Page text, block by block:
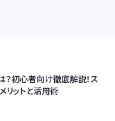
初心者向け徹底解説！ス
リットと活用術